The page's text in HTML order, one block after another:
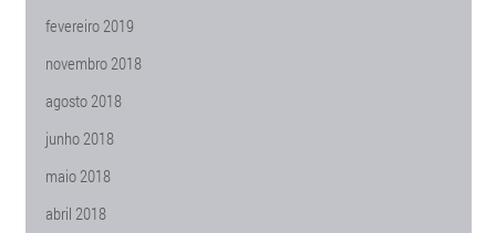
fevereiro 2019
novembro 2018
agosto 2018
junho 2018
maio 2018
abril 2018